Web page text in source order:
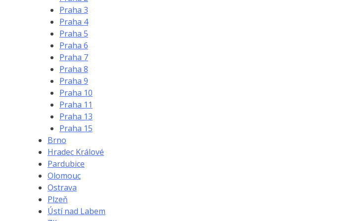
Praha 3
Praha 4
Praha 5
Praha 6
Praha 7
Praha 8
Praha 9
Praha 10
Praha 11
Praha 13
Praha 15
Brno
Hradec Králové
Pardubice
Olomouc
Ostrava
Plzeň
Ústí nad Labem